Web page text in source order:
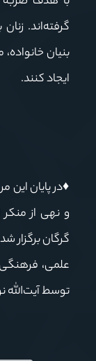
گرفته‌اند.
بنیان
ایجاد کنند.
♦در پایان
و نهی از
گرگان برگزار
علمی، فرهنگی
توسط آیت‌الله